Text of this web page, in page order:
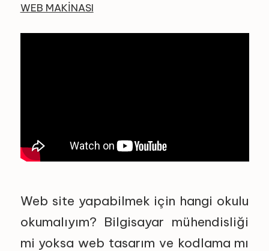
WEB MAKINASI
Web site yapabilmek için hangi okulu
okumalıyım? Bilgisayar mühendisliği
mi yoksa web tasarım ve kodlama mı